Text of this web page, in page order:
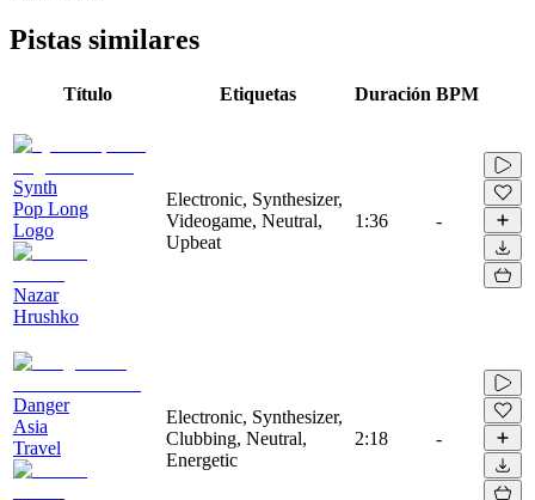
Pistas similares
Título Etiquetas Duración BPM
Synth
Pop Long
Logo
Nazar
Hrushko
Electronic, Synthesizer,
Videogame, Neutral,
Upbeat
1:36 -
Danger
Asia
Travel
Electronic, Synthesizer,
Clubbing, Neutral,
Energetic
2:18 -